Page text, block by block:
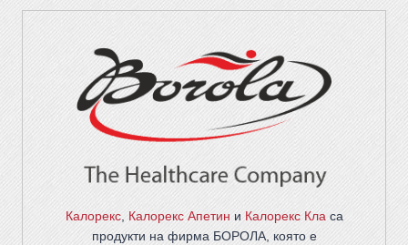
Калорекс, Калорекс Апетин и Калорекс Класа
продукти на фирма БОРОЛА, която е